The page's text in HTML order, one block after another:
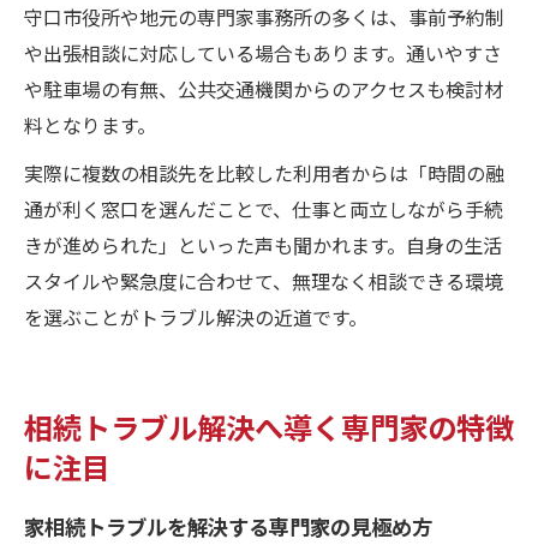
守口市役所や地元の専門家事務所の多くは、事前予約制
や出張相談に対応している場合もあります。通いやすさ
や駐車場の有無、公共交通機関からのアクセスも検討材
料となります。
実際に複数の相談先を比較した利用者からは「時間の融
通が利く窓口を選んだことで、仕事と両立しながら手続
きが進められた」といった声も聞かれます。自身の生活
スタイルや緊急度に合わせて、無理なく相談できる環境
を選ぶことがトラブル解決の近道です。
相続トラブル解決へ導く専門家の特徴
に注目
家相続トラブルを解決する専門家の見極め方